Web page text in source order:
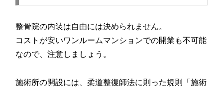
整骨院の内装は自由には決められません。
コストが安いワンルームマンションでの開業も不可能
なので、注意しましょう。
施術所の開設には、柔道整復師法に則った規則「施術